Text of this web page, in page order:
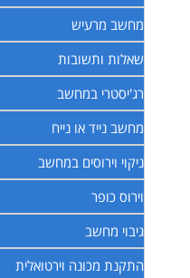
מחשב מרעיש
שאלות ותשובות
רג'יסטרי במחשב
מחשב נייד או נייח
ניקוי וירוסים במחשב
וירוס כופר
גיבוי מחשב
התקנת מכונה וירטואלית